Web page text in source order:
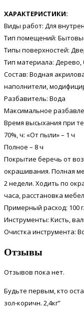
ХАРАКТЕРИСТИКИ:
Виды работ: Для
Тип помещений:
Типы поверхностей:
Тип материала: Дерево,
Состав: Водная
наполнители,
Разбавитель: Вода
Максимальное
Время высыхания при
70%, ч: «От пыли» – 1 ч
Полное – 8 ч
Покрытие беречь от
окрашивания. Полная
2 недели. Ходить по
часа, расстановка
Примерный расход: 100
Инструменты: Кисть,
Очистка инструмента:
Отзывы
Отзывов пока нет.
Будьте первым, кто
зол-коричн. 2,4кг”